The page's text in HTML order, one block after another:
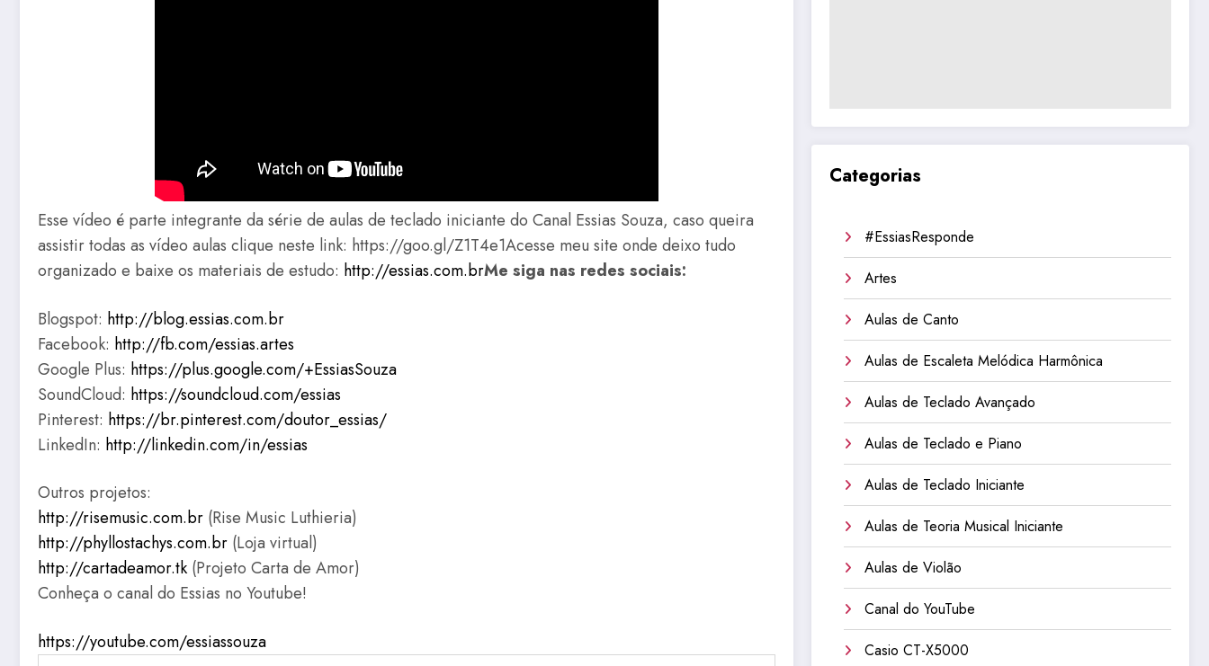
Esse vídeo é parte integrante da série de aulas de teclado iniciante do Canal Essias Souza, caso queira
assistir todas as vídeo aulas clique neste link: https://goo.gl/Z1T4e1Acesse meu site onde deixo tudo
organizado e baixe os materiais de estudo: http://essias.com.brMe siga nas redes sociais:
Blogspot: http://blog.essias.com.br
Facebook: http://fb.com/essias.artes
Google Plus: https://plus.google.com/+EssiasSouza
SoundCloud: https://soundcloud.com/essias
Pinterest: https://br.pinterest.com/doutor_essias/
LinkedIn: http://linkedin.com/in/essias
Outros projetos:
http://risemusic.com.br (Rise Music Luthieria)
http://phyllostachys.com.br (Loja virtual)
http://cartadeamor.tk (Projeto Carta de Amor)
Conheça o canal do Essias no Youtube!
https://youtube.com/essiassouza
Categorias
#EssiasResponde
Artes
Aulas de Canto
Aulas de Escaleta Melódica Harmônica
Aulas de Teclado Avançado
Aulas de Teclado e Piano
Aulas de Teclado Iniciante
Aulas de Teoria Musical Iniciante
Aulas de Violão
Canal do YouTube
Casio CT-X5000